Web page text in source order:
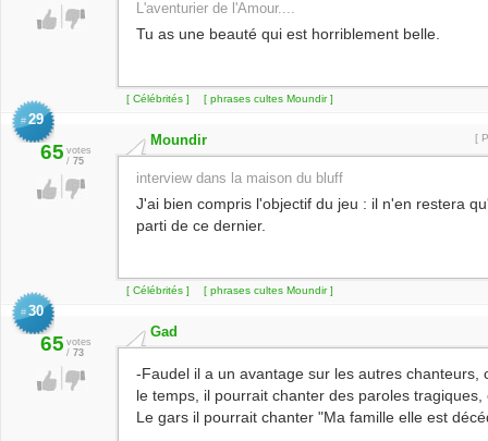
L'aventurier de l'Amour....
Tu as une beauté qui est horriblement belle.
[ Célébrités ] [ phrases cultes Moundir ]
# 29
65 votes
/ 75
Moundir [
interview dans la maison du bluff
J'ai bien compris l'objectif du jeu : il n'en restera
parti de ce dernier.
[ Célébrités ] [ phrases cultes Moundir ]
# 30
65 votes
/ 73
Gad
-Faudel il a un avantage sur les autres chanteurs,
le temps, il pourrait chanter des paroles
Le gars il pourrait chanter "Ma famille elle est